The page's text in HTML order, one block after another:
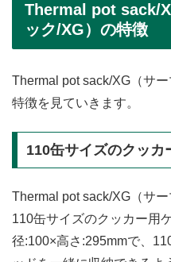
Thermal pot sack/
ック/XG）の特徴
Thermal pot sack/XG（サ
特徴を見ていきます。
110缶サイズのクッカ
Thermal pot sack/XG（サ
110缶サイズのクッカー用
径:100×高さ:295mmで、